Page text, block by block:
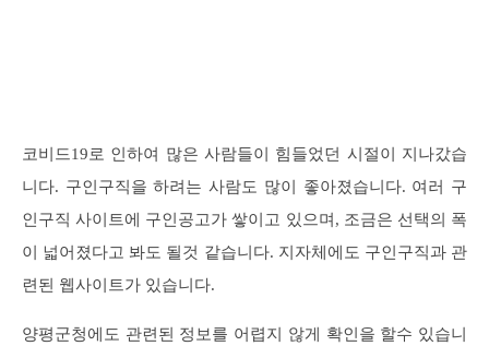
코비드19로 인하여 많은 사람들이 힘들었던 시절이 지나갔습
니다. 구인구직을 하려는 사람도 많이 좋아졌습니다. 여러 구
인구직 사이트에 구인공고가 쌓이고 있으며, 조금은 선택의 폭
이 넓어졌다고 봐도 될것 같습니다. 지자체에도 구인구직과 관
련된 웹사이트가 있습니다.
양평군청에도 관련된 정보를 어렵지 않게 확인을 할수 있습니